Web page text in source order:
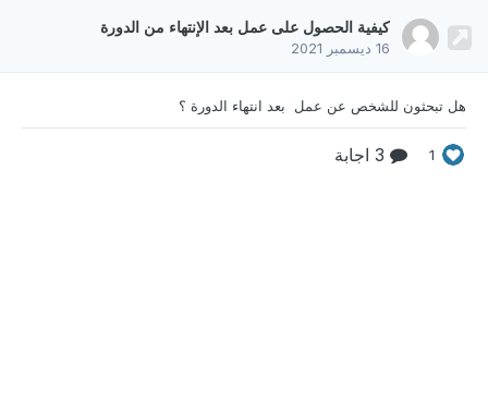
كيفية الحصول على عمل بعد الإنتهاء من الدورة
16 ديسمبر 2021
هل تبحثون للشخص عن عمل بعد انتهاء الدورة ؟
1